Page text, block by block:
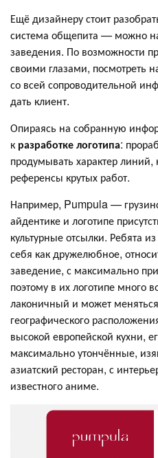
Ещё дизайнеру стоит
система общепита — можно
заведения. По возможности
своими глазами, посмотреть
со всей сопроводительной
дать клиент.
Опираясь на собранную
к разработке логотипа:
продумывать характер
референсы крутых работ.
Например, Pumpula —
айдентике и логотипе
культурные отсылки. Ребята
себя как дружелюбное,
заведение, с максимально
поэтому в их логотипе много
лаконичный и может
географического
высокой европейской кухни,
максимально утончённые,
азиатский ресторан, с
известного аниме.